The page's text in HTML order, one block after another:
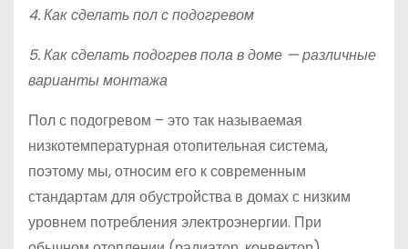
4. Как сделать пол с подогревом
5. Как сделать подогрев пола в доме — различные
варианты монтажа
Пол с подогревом – это так называемая
низкотемпературная отопительная система,
поэтому мы, относим его к современным
стандартам для обустройства в домах с низким
уровнем потребления электроэнергии. При